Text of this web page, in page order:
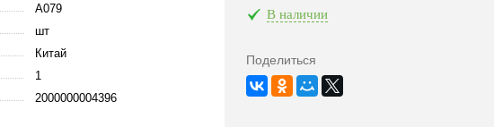
A079
шт
Китай
1
2000000004396
В наличии
Поделиться